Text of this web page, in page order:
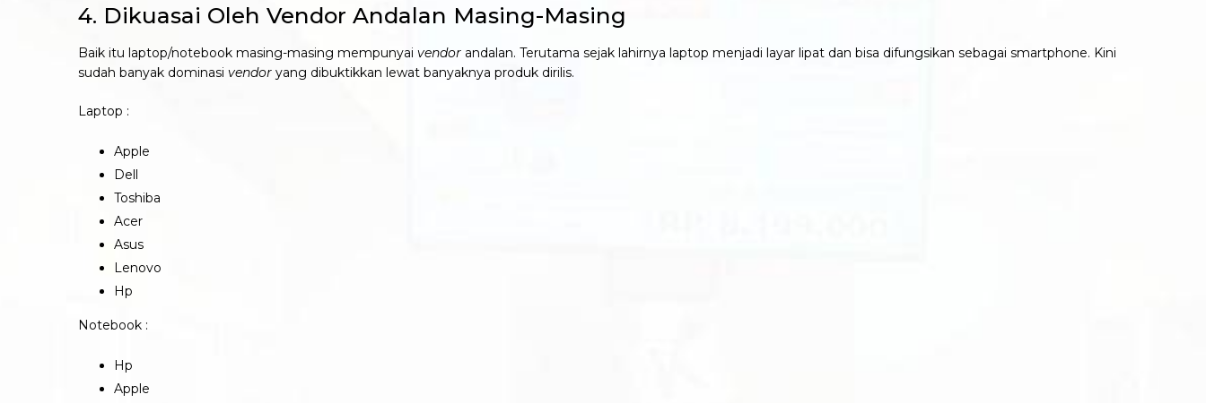
4. Dikuasai Oleh Vendor Andalan Masing-Masing
Baik itu laptop/notebook masing-masing mempunyai vendor andalan. Terutama sejak lahirnya laptop menjadi layar lipat dan bisa difungsikan sebagai smartphone. Kini
sudah banyak dominasi vendor yang dibuktikkan lewat banyaknya produk dirilis.
Laptop :
Apple
Dell
Toshiba
Acer
Asus
Lenovo
Hp
Notebook :
Hp
Apple